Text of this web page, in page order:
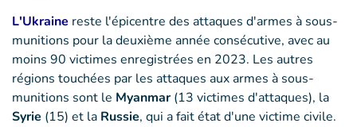
L'Ukraine reste l'épicentre des attaques d'armes à sous-
munitions pour la deuxième année consécutive, avec au
moins 90 victimes enregistrées en 2023. Les autres
régions touchées par les attaques aux armes à sous-
munitions sont le Myanmar(13 victimes d'attaques), la
Syrie (15) et la Russie, qui a fait état d'une victime civile.